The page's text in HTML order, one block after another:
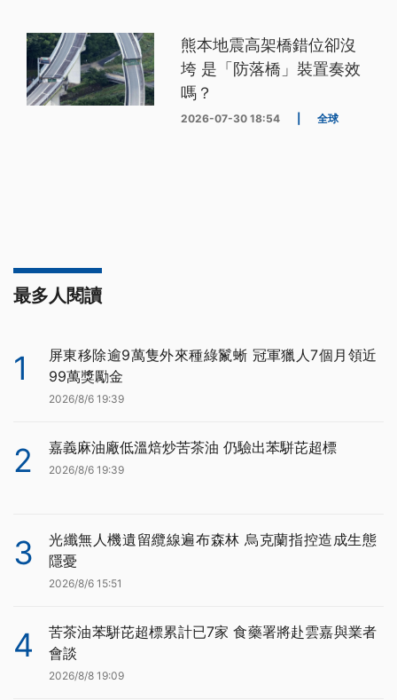
熊本地震高架橋錯位卻沒
垮 是「防落橋」裝置奏效
嗎？
2026-07-30 18:54 全球
最多人閱讀
1
屏東移除逾9萬隻外來種綠鬣蜥 冠軍獵人7個月領近
99萬獎勵金
2026/8/6 19:39
2 嘉義麻油廠低溫焙炒苦茶油 仍驗出苯駢芘超標
2026/8/6 19:39
3
光纖無人機遺留纜線遍布森林 烏克蘭指控造成生態
隱憂
2026/8/6 15:51
4
苦茶油苯駢芘超標累計已7家 食藥署將赴雲嘉與業者
會談
2026/8/8 19:09